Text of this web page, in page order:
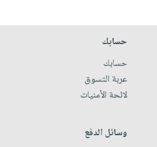
حسابك
حسابك
عربة التسوق
لائحة الأمنيات
وسائل الدفع